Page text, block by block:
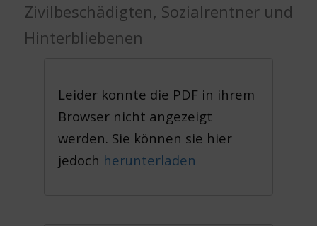
Zivilbeschädigten, Sozialrentner und
Hinterbliebenen
Leider konnte die PDF in ihrem
Browser nicht angezeigt
werden. Sie können sie hier
jedoch herunterladen